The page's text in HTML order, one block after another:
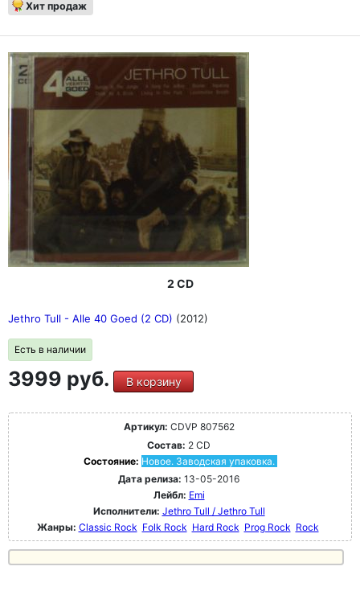
Хит продаж
2 CD
Jethro Tull - Alle 40 Goed (2 CD) (2012)
Есть в наличии
3999 руб. В корзину
Артикул: CDVP 807562
Состав: 2 CD
Состояние: Новое. Заводская упаковка.
Дата релиза: 13-05-2016
Лейбл: Emi
Исполнители: Jethro Tull / Jethro Tull
Жанры: Classic Rock Folk Rock Hard Rock Prog Rock Rock